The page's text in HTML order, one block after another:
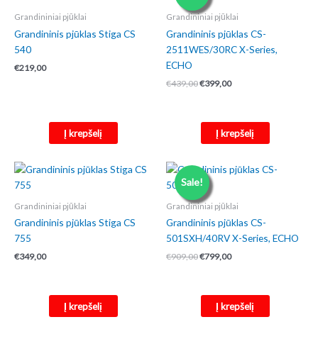
Grandininiai pjūklai
Grandininis pjūklas Stiga CS
540
€219,00
Į krepšelį
Grandininiai pjūklai
Grandininis pjūklas CS-
2511WES/30RC X-Series,
ECHO
€439,00Original
€399,00Current
Į krepšelį
Grandininiai pjūklai
Grandininis pjūklas Stiga CS
755
€349,00
Į krepšelį
Sale!
Grandininiai pjūklai
Grandininis pjūklas CS-
501SXH/40RV X-Series, ECHO
€909,00Original
€799,00Current
Į krepšelį